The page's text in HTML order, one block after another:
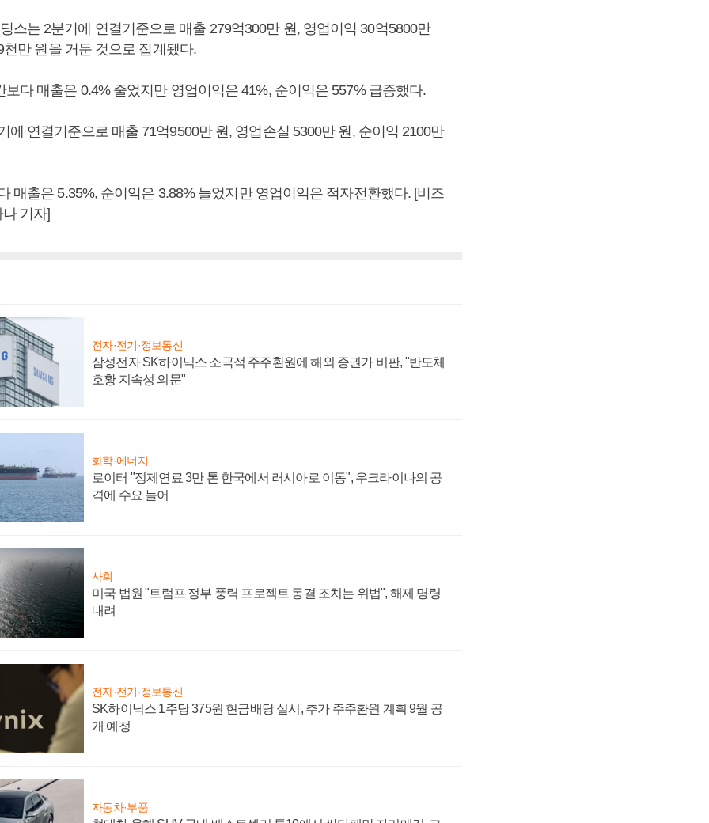
스는 2분기에 연결기준으로 매출 279억300만 원, 영업이익 30억5800만
만 원을 거둔 것으로 집계됐다.
보다 매출은 0.4% 줄었지만 영업이익은 41%, 순이익은 557% 급증했다.
에 연결기준으로 매출 71억9500만 원, 영업손실 5300만 원, 순이익 2100만
매출은 5.35%, 순이익은 3.88% 늘었지만 영업이익은 적자전환했다. [비즈
기자]
전자·전기·정보통신
삼성전자 SK하이닉스 소극적 주주환원에 해외 증권가 비판, "반도체
호황 지속성 의문"
화학·에너지
로이터 "정제연료 3만 톤 한국에서 러시아로 이동", 우크라이나의 공
격에 수요 늘어
사회
미국 법원 "트럼프 정부 풍력 프로젝트 동결 조치는 위법", 해제 명령
내려
전자·전기·정보통신
SK하이닉스 1주당 375원 현금배당 실시, 추가 주주환원 계획 9월 공
개 예정
자동차·부품